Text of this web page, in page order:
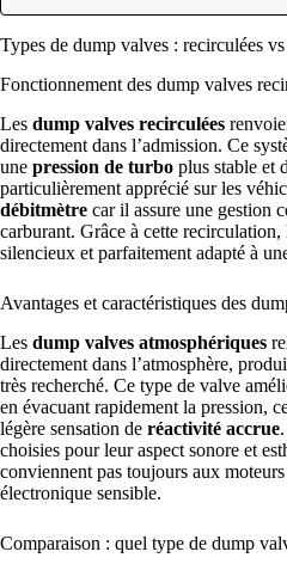
Types de dump valves : recirculées
Fonctionnement des dump valves
Les dump valves recirculées
directement dans l’admission. Ce
une pression de turbo plus stable et
particulièrement apprécié sur les
débitmètre car il assure une gestion
carburant. Grâce à cette
silencieux et parfaitement adapté à
Avantages et caractéristiques des
Les dump valves atmosphériques
directement dans l’atmosphère,
très recherché. Ce type de valve
en évacuant rapidement la pression,
légère sensation de réactivité accrue
choisies pour leur aspect sonore et
conviennent pas toujours aux
électronique sensible.
Comparaison : quel type de dump